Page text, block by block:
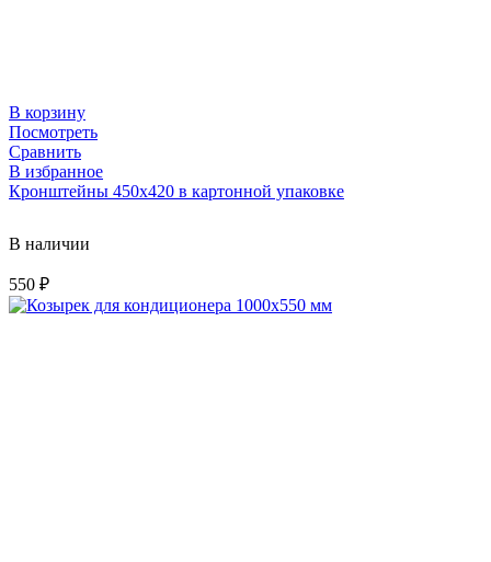
В корзину
Посмотреть
Сравнить
В избранное
Кронштейны 450х420 в картонной упаковке
В наличии
550 ₽